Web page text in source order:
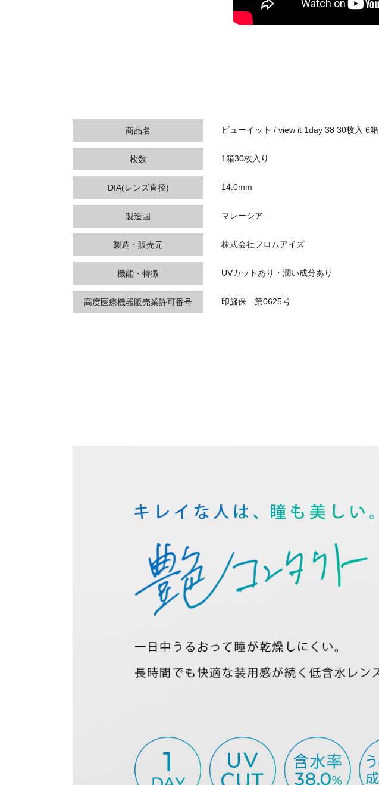
商品名 ビューイット / view it 1day 38 30枚入 6箱
枚数 1箱30枚入り
DIA(レンズ直径) 14.0mm
製造国 マレーシア
製造・販売元 株式会社フロムアイズ
機能・特徴 UVカットあり・潤い成分あり
高度医療機器販売業許可番号
印旛保 第0625号